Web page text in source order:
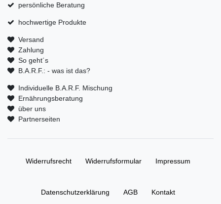
persönliche Beratung
hochwertige Produkte
Versand
Zahlung
So geht´s
B.A.R.F.: - was ist das?
Individuelle B.A.R.F. Mischung
Ernährungsberatung
über uns
Partnerseiten
Widerrufs­recht Widerrufs­formular Impressum
Daten­schutz­erklärung AGB Kontakt